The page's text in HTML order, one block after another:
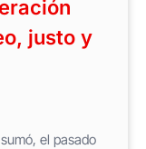
justo y
el pasado